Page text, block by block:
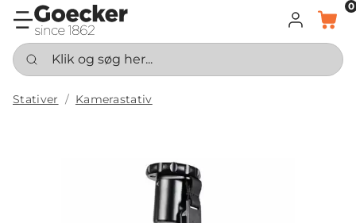
LOG INDKURV
0
Klik og søg her...
Stativer Kamerastativ